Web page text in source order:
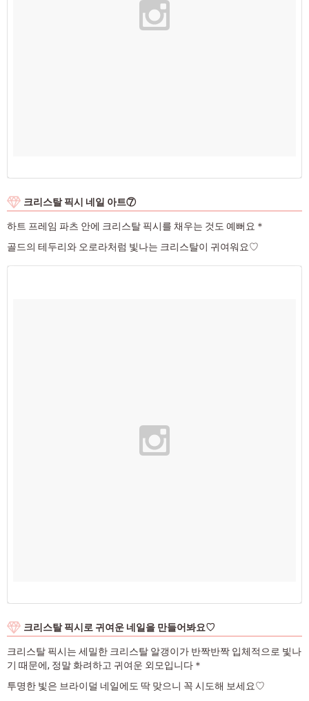
크리스탈 픽시 네일 아트⑦
하트 프레임 파츠 안에 크리스탈 픽시를 채우는 것도 예뻐요＊
골드의 테두리와 오로라처럼 빛나는 크리스탈이 귀여워요♡
크리스탈 픽시로 귀여운 네일을 만들어봐요♡
크리스탈 픽시는 세밀한 크리스탈 알갱이가 반짝반짝 입체적으로 빛나
기 때문에, 정말 화려하고 귀여운 외모입니다＊
투명한 빛은 브라이덜 네일에도 딱 맞으니 꼭 시도해 보세요♡